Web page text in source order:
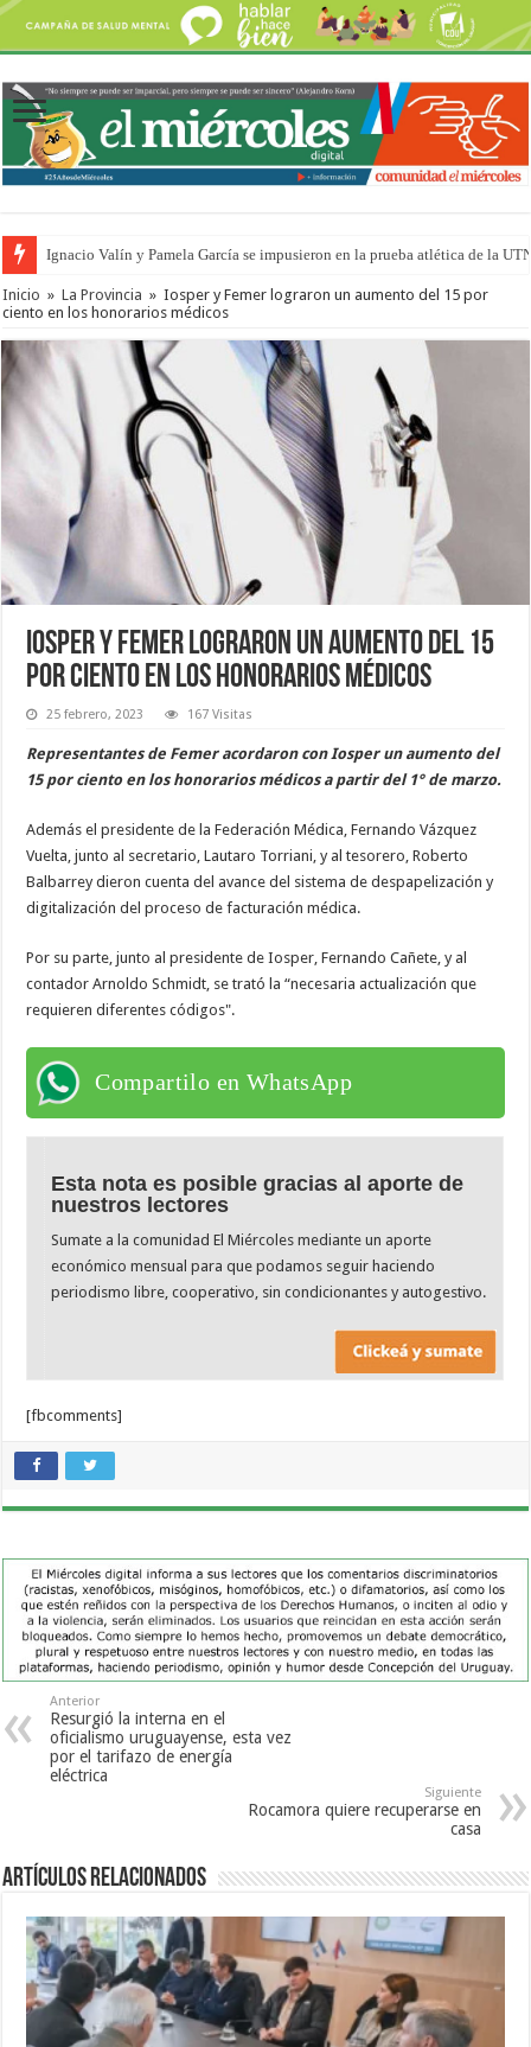
Ignacio Valín y Pamela García se impusieron en la prueba atlética de la
Inicio » La Provincia » Iosper y Femer lograron un aumento del 15 por
ciento en los honorarios médicos
Iosper y Femer lograron un aumento del 15
por ciento en los honorarios médicos
25 febrero, 2023 167 Visitas
Representantes de Femer acordaron con Iosper un aumento del
15 por ciento en los honorarios médicos a partir del 1° de marzo.
Además el presidente de la Federación Médica, Fernando Vázquez
Vuelta, junto al secretario, Lautaro Torriani, y al tesorero, Roberto
Balbarrey dieron cuenta del avance del sistema de despapelización y
digitalización del proceso de facturación médica.
Por su parte, junto al presidente de Iosper, Fernando Cañete, y al
contador Arnoldo Schmidt, se trató la “necesaria actualización que
requieren diferentes códigos".
Compartilo en WhatsApp
Esta nota es posible gracias al aporte de
nuestros lectores
Sumate a la comunidad El Miércoles mediante un aporte
económico mensual para que podamos seguir haciendo
periodismo libre, cooperativo, sin condicionantes y autogestivo.
[fbcomments]
Anterior
Resurgió la interna en el
oficialismo uruguayense, esta vez
por el tarifazo de energía
eléctrica
Siguiente
Rocamora quiere recuperarse en
casa
Artículos Relacionados